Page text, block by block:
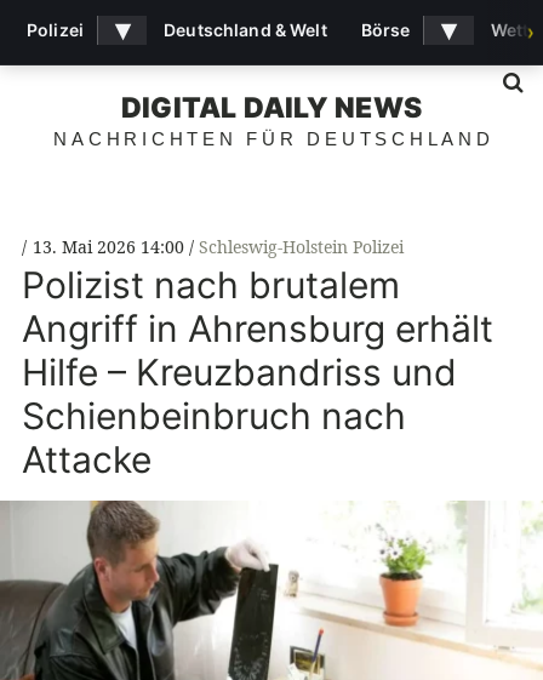
DIGITAL DAILY NEWS
NACHRICHTEN FÜR DEUTSCHLAND
13. Mai 2026 14:00 Schleswig-Holstein Polizei
Polizist nach brutalem
Angriff in Ahrensburg erhält
Hilfe – Kreuzbandriss und
Schienbeinbruch nach
Attacke
Polizei ▾ Deutschland & Welt Börse ▾ ›